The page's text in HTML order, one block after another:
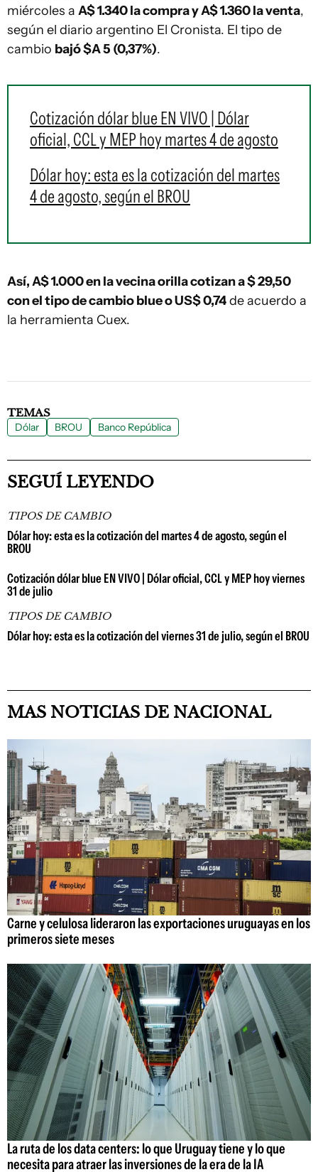
miércoles a A$ 1.340 la compra y A$ 1.360 la venta,
según el diario argentino El Cronista. El tipo de
cambio bajó $A 5 (0,37%).
Cotización dólar blue EN VIVO | Dólar
oficial, CCL y MEP hoy martes 4 de agosto
Dólar hoy: esta es la cotización del martes
4 de agosto, según el BROU
Así, A$ 1.000 en la vecina orilla cotizan a $ 29,50
con el tipo de cambio blue o US$ 0,74de acuerdo a
la herramienta Cuex.
TEMAS
Dólar BROU Banco República
SEGUÍ LEYENDO
TIPOS DE CAMBIO
Dólar hoy: esta es la cotización del martes 4 de agosto, según el
BROU
Cotización dólar blue EN VIVO | Dólar oficial, CCL y MEP hoy viernes
31 de julio
TIPOS DE CAMBIO
Dólar hoy: esta es la cotización del viernes 31 de julio, según el BROU
MAS NOTICIAS DE NACIONAL
Carne y celulosa lideraron las exportaciones uruguayas en los
primeros siete meses
La ruta de los data centers: lo que Uruguay tiene y lo que
necesita para atraer las inversiones de la era de la IA